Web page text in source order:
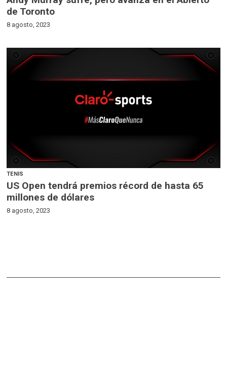
de Toronto
8 agosto, 2023
TENIS
US Open tendrá premios récord de hasta 65
millones de dólares
8 agosto, 2023